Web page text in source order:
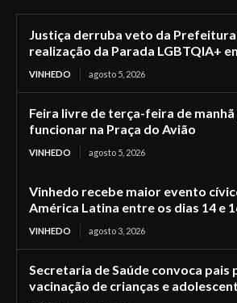
Justiça derruba veto da
realização da Parada LGBTQIA+
VINHEDO agosto 5, 2026
Feira livre de terça-feira de manhã
funcionar na Praça do Avião
VINHEDO agosto 5, 2026
Vinhedo recebe maior evento
América Latina entre os dias 14 e
VINHEDO agosto 3, 2026
Secretaria de Saúde convoca pais
vacinação de crianças e